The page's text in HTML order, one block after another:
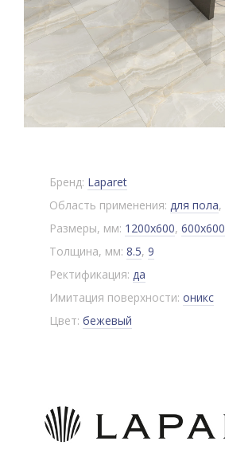
Бренд: Laparet
Область применения: для пола,
Размеры, мм: 1200x600, 600x600
Толщина, мм: 8.5, 9
Ректификация: да
Имитация поверхности: оникс
Цвет: бежевый